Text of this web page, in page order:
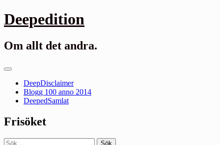
Gå
till
Deepedition
Om allt det andra.
Primär
DeepDisclaimer
Blogg 100 anno 2014
DeepedSamlat
Frisöket
Sök